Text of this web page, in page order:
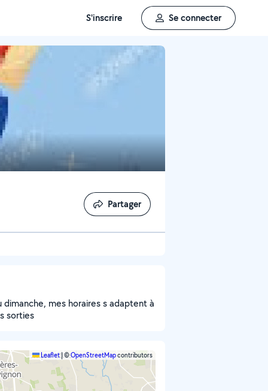
S'inscrire Se connecter
Partager
Partager
dimanche, mes horaires s adaptent à
sorties
Leaflet|©OpenStreetMapcontributors